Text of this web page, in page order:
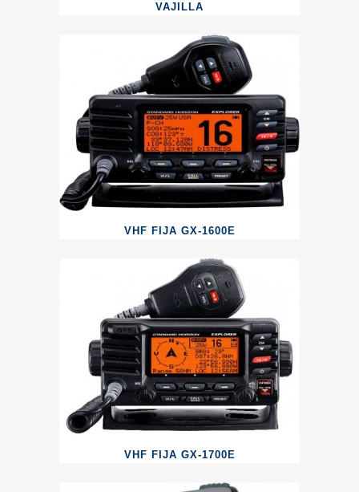
VAJILLA
VHF FIJA GX-1600E
VHF FIJA GX-1700E